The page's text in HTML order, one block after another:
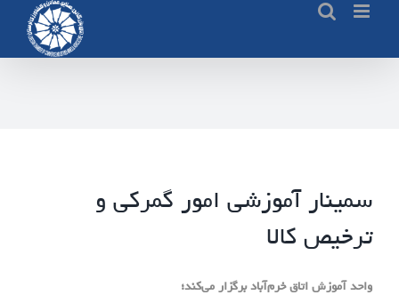
content
سمینار آموزشی امور گمرکی و
ترخیص کالا
واحد آموزش اتاق خرم‌آباد برگزار می‌کند؛